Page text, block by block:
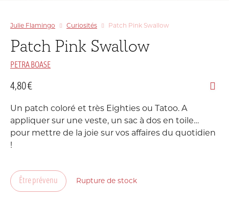
Julie Flamingo Curiosités Patch Pink Swallow
Patch Pink Swallow
PETRA BOASE
4,80€
Un patch coloré et très Eighties ou Tatoo. A
appliquer sur une veste, un sac à dos en toile…
pour mettre de la joie sur vos affaires du quotidien
!
Être prévenu Rupture de stock